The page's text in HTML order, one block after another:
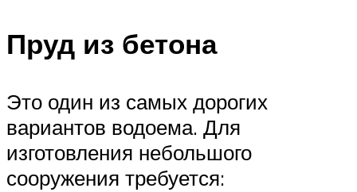
Пруд из бетона
Это один из самых дорогих
вариантов водоема. Для
изготовления небольшого
сооружения требуется: